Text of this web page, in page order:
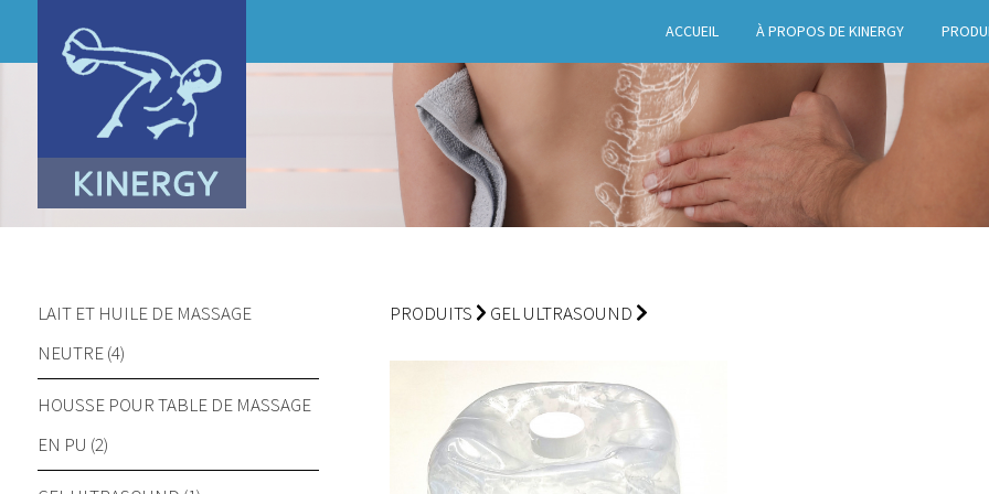
ACCUEIL À PROPOS DE KINERGY
LAIT ET HUILE DE MASSAGE
NEUTRE (4)
HOUSSE POUR TABLE DE MASSAGE
EN PU (2)
PRODUITS GEL ULTRASOUND